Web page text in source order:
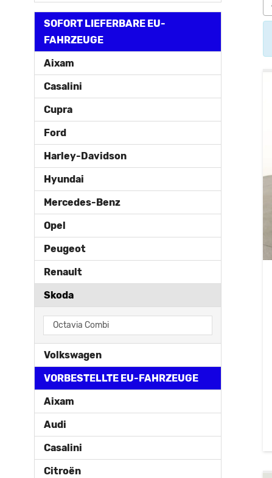
SOFORT LIEFERBARE EU-
FAHRZEUGE
Aixam
Casalini
Cupra
Ford
Harley-Davidson
Hyundai
Mercedes-Benz
Opel
Peugeot
Renault
Skoda
Octavia Combi
Volkswagen
VORBESTELLTE EU-FAHRZEUGE
Aixam
Audi
Casalini
Citroën